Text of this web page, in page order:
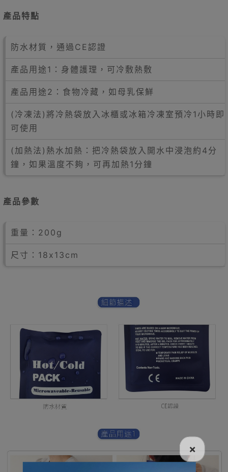
產品特點
防水材質，通過CE認證
產品用途1：身體護理，可冷敷熱敷
產品用途2：食物冷藏，如母乳保鮮
(冷凍法)將冷熱袋放入冰櫃或冰箱冷凍室預冷1小時即
可使用
(加熱法)熱水加熱：把冷熱袋放入開水中浸泡約4分
鐘，如果溫度不夠，可再加熱1分鐘
產品參數
重量：200g
尺寸：18x13cm
×